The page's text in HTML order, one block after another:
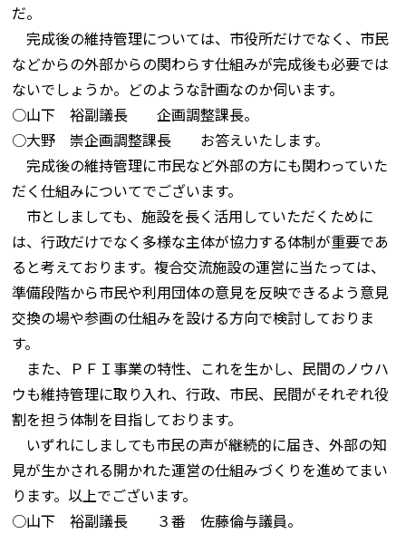
だ。
完成後の維持管理については、市役所だけでなく、市民
などからの外部からの関わらす仕組みが完成後も必要では
ないでしょうか。どのような計画なのか伺います。
○山下 裕副議長 企画調整課長。
○大野 崇企画調整課長 お答えいたします。
完成後の維持管理に市民など外部の方にも関わっていた
だく仕組みについてでございます。
市としましても、施設を長く活用していただくために
は、行政だけでなく多様な主体が協力する体制が重要であ
ると考えております。複合交流施設の運営に当たっては、
準備段階から市民や利用団体の意見を反映できるよう意見
交換の場や参画の仕組みを設ける方向で検討しておりま
す。
また、ＰＦＩ事業の特性、これを生かし、民間のノウハ
ウも維持管理に取り入れ、行政、市民、民間がそれぞれ役
割を担う体制を目指しております。
いずれにしましても市民の声が継続的に届き、外部の知
見が生かされる開かれた運営の仕組みづくりを進めてまい
ります。以上でございます。
○山下 裕副議長 ３番 佐藤倫与議員。